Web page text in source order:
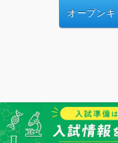
オープン